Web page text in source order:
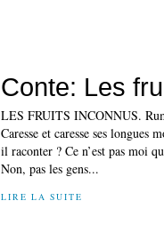
Conte: Les
LES FRUITS INCONNUS.
Caresse et caresse ses
il raconter ? Ce n’est pas moi
Non, pas les gens...
LIRE LA SUITE